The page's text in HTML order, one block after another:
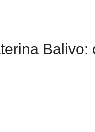
Balivo: